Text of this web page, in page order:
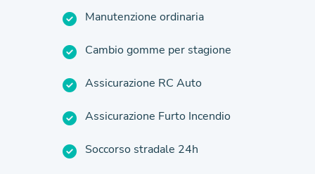
Manutenzione ordinaria
Cambio gomme per stagione
Assicurazione RC Auto
Assicurazione Furto Incendio
Soccorso stradale 24h